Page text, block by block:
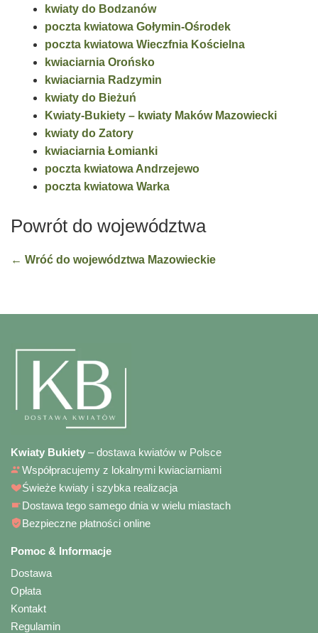
kwiaty do Bodzanów
poczta kwiatowa Gołymin-Ośrodek
poczta kwiatowa Wieczfnia Kościelna
kwiaciarnia Orońsko
kwiaciarnia Radzymin
kwiaty do Bieżuń
Kwiaty-Bukiety – kwiaty Maków Mazowiecki
kwiaty do Zatory
kwiaciarnia Łomianki
poczta kwiatowa Andrzejewo
poczta kwiatowa Warka
Powrót do województwa
← Wróć do województwa Mazowieckie
Kwiaty Bukiety – dostawa kwiatów w Polsce
Współpracujemy z lokalnymi kwiaciarniami
Świeże kwiaty i szybka realizacja
Dostawa tego samego dnia w wielu miastach
Bezpieczne płatności online
Pomoc & Informacje
Dostawa
Opłata
Kontakt
Regulamin